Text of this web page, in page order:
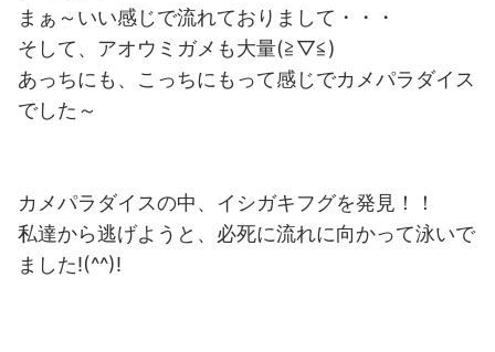
まぁ～いい感じで流れておりまして・・・
そして、アオウミガメも大量(≧▽≦)
あっちにも、こっちにもって感じでカメパラダイス
でした～
カメパラダイスの中、イシガキフグを発見！！
私達から逃げようと、必死に流れに向かって泳いで
ました!(^^)!